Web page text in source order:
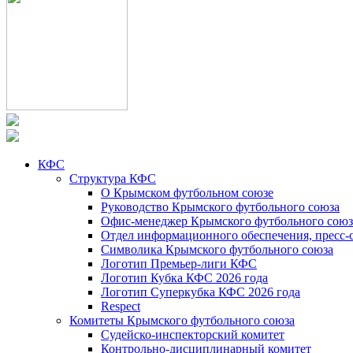
КФС
Структура КФС
О Крымском футбольном союзе
Руководство Крымского футбольного союза
Офис-менеджер Крымского футбольного
Отдел информационного обеспечения, пресс-
Символика Крымского футбольного союза
Логотип Премьер-лиги КФС
Логотип Кубка КФС 2026 года
Логотип Суперкубка КФС 2026 года
Respect
Комитеты Крымского футбольного союза
Судейско-инспекторский комитет
Контрольно-дисциплинарный комитет